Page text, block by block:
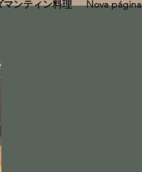
マンティン料理 Nova página